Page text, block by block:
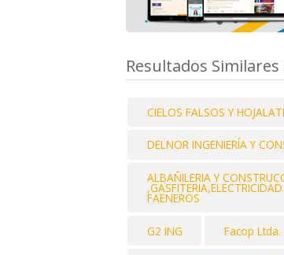
Resultados Similares
CIELOS FALSOS Y
DELNOR INGENIERÍA Y
ALBAÑILERIA Y
FAENEROS
G2 ING Facop Ltda.